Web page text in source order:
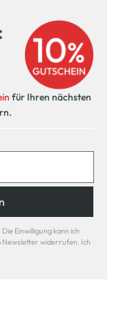
für Ihren nächsten
Einwilligung kann ich
Newsletter widerrufen. Ich